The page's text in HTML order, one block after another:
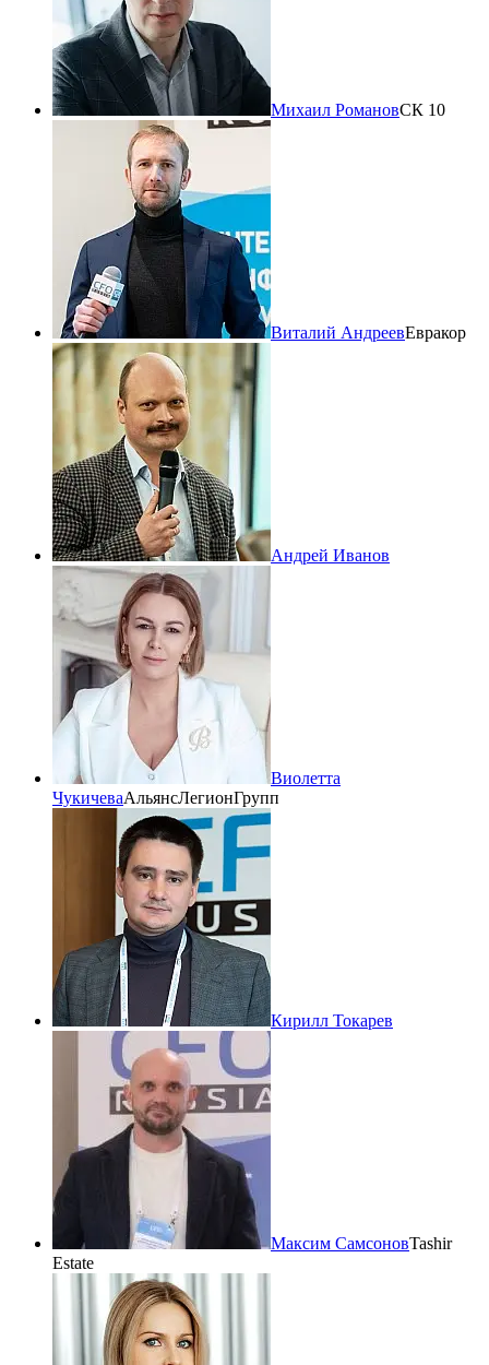
Михаил РомановСК 10
Виталий АндреевЕвракор
Андрей Иванов
Виолетта
ЧукичеваАльянсЛегионГрупп
Кирилл Токарев
Максим СамсоновTashir
Estate